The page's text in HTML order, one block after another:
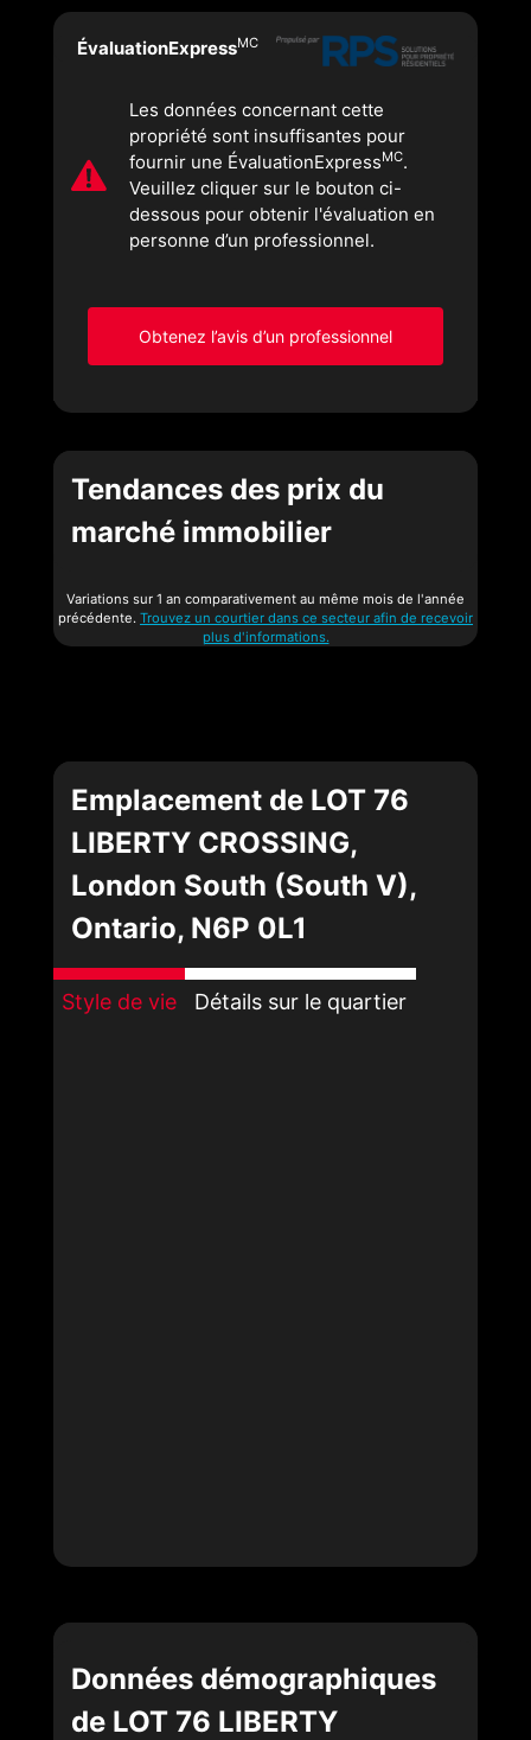
ÉvaluationExpressMC
Les données concernant cette
propriété sont insuffisantes pour
fournir une ÉvaluationExpressMC.
Veuillez cliquer sur le bouton ci-
dessous pour obtenir l'évaluation en
personne d’un professionnel.
Obtenez l’avis d’un professionnel
Tendances des prix du
marché immobilier
Variations sur 1 an comparativement au même mois de l'année
précédente. Trouvez un courtier dans ce secteur afin de recevoir
plus d'informations.
Emplacement de LOT 76
LIBERTY CROSSING,
London South (South V),
Ontario, N6P 0L1
Style de vie Détails sur le quartier
Données démographiques
de LOT 76 LIBERTY